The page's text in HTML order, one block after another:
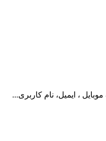
، ایمیل، نام کاربری...